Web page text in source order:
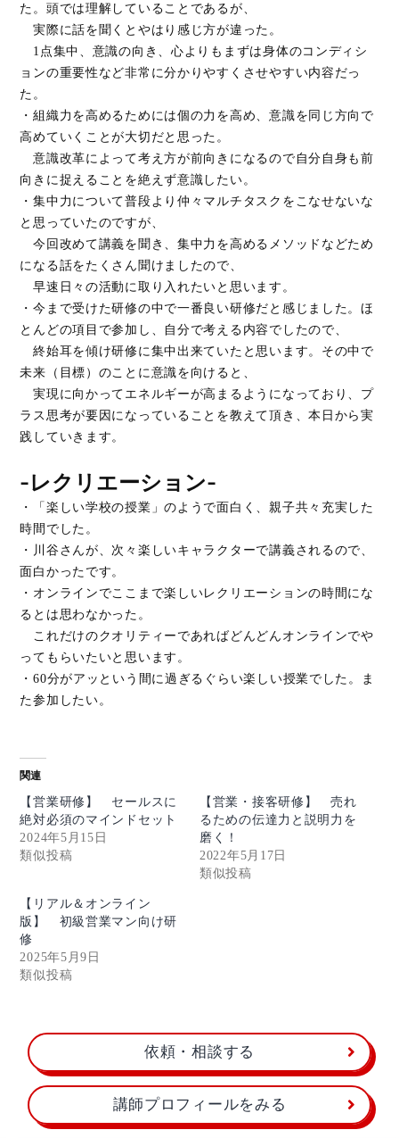
た。頭では理解していることであるが、
実際に話を聞くとやはり感じ方が違った。
1点集中、意識の向き、心よりもまずは身体のコンディシ
ョンの重要性など非常に分かりやすくさせやすい内容だっ
た。
・組織力を高めるためには個の力を高め、意識を同じ方向で
高めていくことが大切だと思った。
意識改革によって考え方が前向きになるので自分自身も前
向きに捉えることを絶えず意識したい。
・集中力について普段より仲々マルチタスクをこなせないな
と思っていたのですが、
今回改めて講義を聞き、集中力を高めるメソッドなどため
になる話をたくさん聞けましたので、
早速日々の活動に取り入れたいと思います。
・今まで受けた研修の中で一番良い研修だと感じました。ほ
とんどの項目で参加し、自分で考える内容でしたので、
終始耳を傾け研修に集中出来ていたと思います。その中で
未来（目標）のことに意識を向けると、
実現に向かってエネルギーが高まるようになっており、プ
ラス思考が要因になっていることを教えて頂き、本日から実
践していきます。
-レクリエーション-
・「楽しい学校の授業」のようで面白く、親子共々充実した
時間でした。
・川谷さんが、次々楽しいキャラクターで講義されるので、
面白かったです。
・オンラインでここまで楽しいレクリエーションの時間にな
るとは思わなかった。
これだけのクオリティーであればどんどんオンラインでや
ってもらいたいと思います。
・60分がアッという間に過ぎるぐらい楽しい授業でした。ま
た参加したい。
関連
【営業研修】 セールスに
絶対必須のマインドセット
2024年5月15日
類似投稿
【営業・接客研修】 売れ
るための伝達力と説明力を
磨く！
2022年5月17日
類似投稿
【リアル＆オンライン
版】 初級営業マン向け研
修
2025年5月9日
類似投稿
依頼・相談する
講師プロフィールをみる